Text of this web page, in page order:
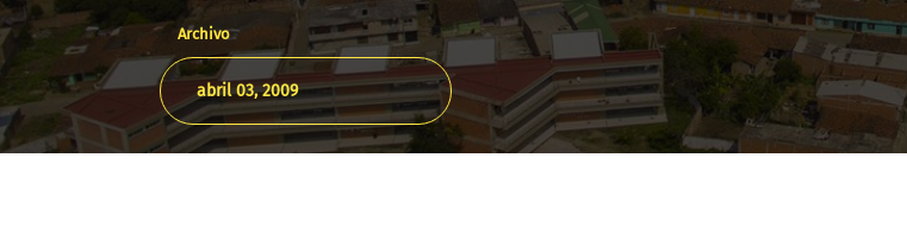
Archivo
abril 03, 2009